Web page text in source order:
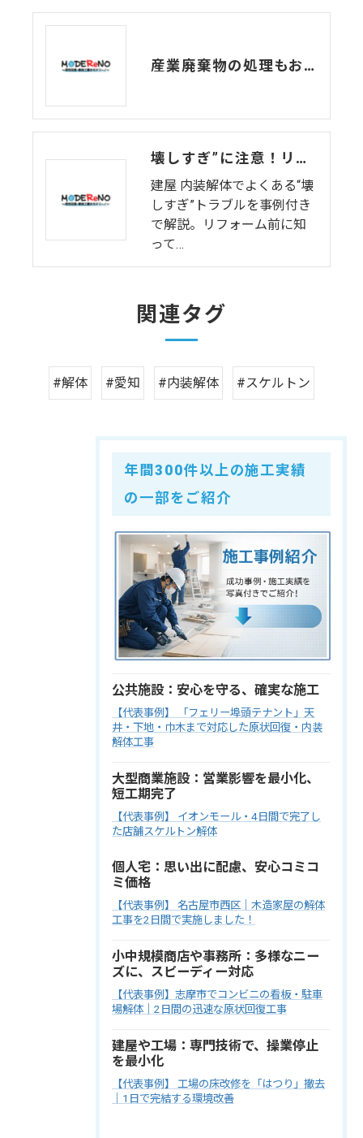
産業廃棄物の処理もお任せ！内装解体と法令対応をセットで安心
壊しすぎ”に注意！リフォーム前の内装解体でよくあるトラブル事例
建屋 内装解体でよくある“壊
しすぎ”トラブルを事例付き
で解説。リフォーム前に知
って…
関連タグ
#解体 #愛知 #内装解体 #スケルトン
年間300件以上の施工実績
の一部をご紹介
公共施設：安心を守る、確実な施工
【代表事例】 「フェリー埠頭テナント」天
井・下地・巾木まで対応した原状回復・内装
解体工事
大型商業施設：営業影響を最小化、
短工期完了
【代表事例】 イオンモール・4日間で完了し
た店舗スケルトン解体
個人宅：思い出に配慮、安心コミコ
ミ価格
【代表事例】 名古屋市西区｜木造家屋の解体
工事を2日間で実施しました！
小中規模商店や事務所：多様なニー
ズに、スピーディー対応
【代表事例】志摩市でコンビニの看板・駐車
場解体｜2日間の迅速な原状回復工事
建屋や工場：専門技術で、操業停止
を最小化
【代表事例】 工場の床改修を「はつり」撤去
｜1日で完結する環境改善